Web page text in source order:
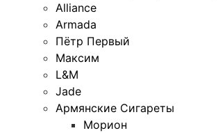
Alliance
Armada
Пётр Первый
Максим
L&M
Jade
Армянские Сигареты
Морион